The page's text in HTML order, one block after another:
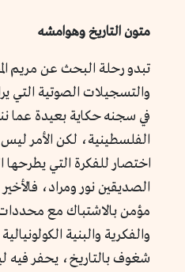
متون التاريخ وهوامشه
تبدو رحلة البحث عن مريم
والتسجيلات الصوتية التي
في سجنه حكاية بعيدة عما
الفلسطينية، لكن الأمر ليس
اختصار للفكرة التي يطرحها
الصديقين نور ومراد،
مؤمن بالاشتباك مع محددات
والفكرية والبنية
شغوف بالتاريخ، يحفر فيه